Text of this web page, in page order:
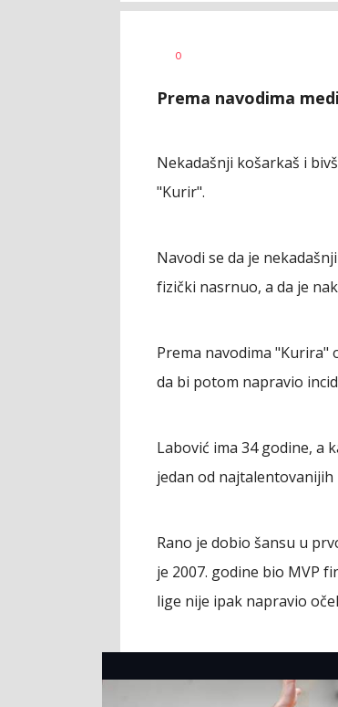
AUTOR
0
Prema navodima
Nekadašnji košarkaš i
"Kurir".
Navodi se da je
fizički nasrnuo, a da je
Prema navodima "Kurira"
da bi potom napravio
Labović ima 34 godine, a
jedan od najtalentovanijih
Rano je dobio šansu u
je 2007. godine bio MVP
lige nije ipak napravio